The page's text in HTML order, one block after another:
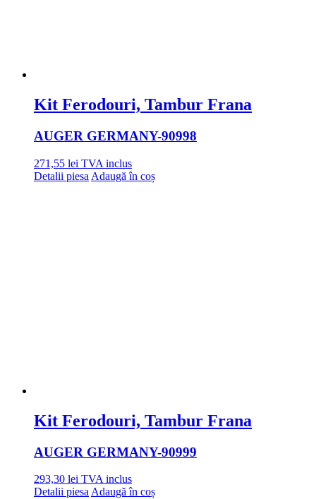
Kit Ferodouri, Tambur Frana
AUGER GERMANY-90998
271,55 lei TVA inclus
Detalii piesa Adaugă în coș
Kit Ferodouri, Tambur Frana
AUGER GERMANY-90999
293,30 lei TVA inclus
Detalii piesaAdaugă în coș